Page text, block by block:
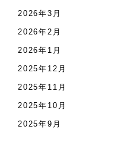
2026年3月
2026年2月
2026年1月
2025年12月
2025年11月
2025年10月
2025年9月